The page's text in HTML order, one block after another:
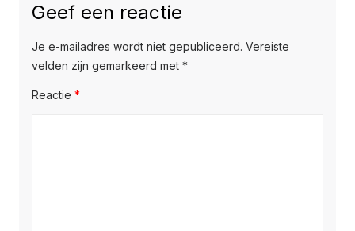
Geef een reactie
Je e-mailadres wordt niet gepubliceerd. Vereiste
velden zijn gemarkeerd met *
Reactie *